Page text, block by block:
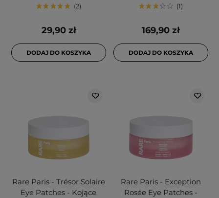
2
29,90 zł
DODAJ DO KOSZYKA
1
169,90 zł
DODAJ DO KOSZYKA
Rare Paris - Trésor Solaire
Eye Patches - Kojące
Rare Paris - Exception
Rosée Eye Patches -